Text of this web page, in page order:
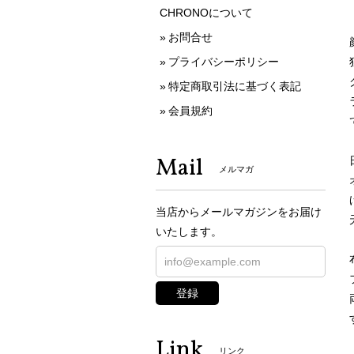
CHRONOについて
お問合せ
プライバシーポリシー
特定商取引法に基づく表記
会員規約
Mail メルマガ
当店からメールマガジンをお届け
いたします。
登録
リンク